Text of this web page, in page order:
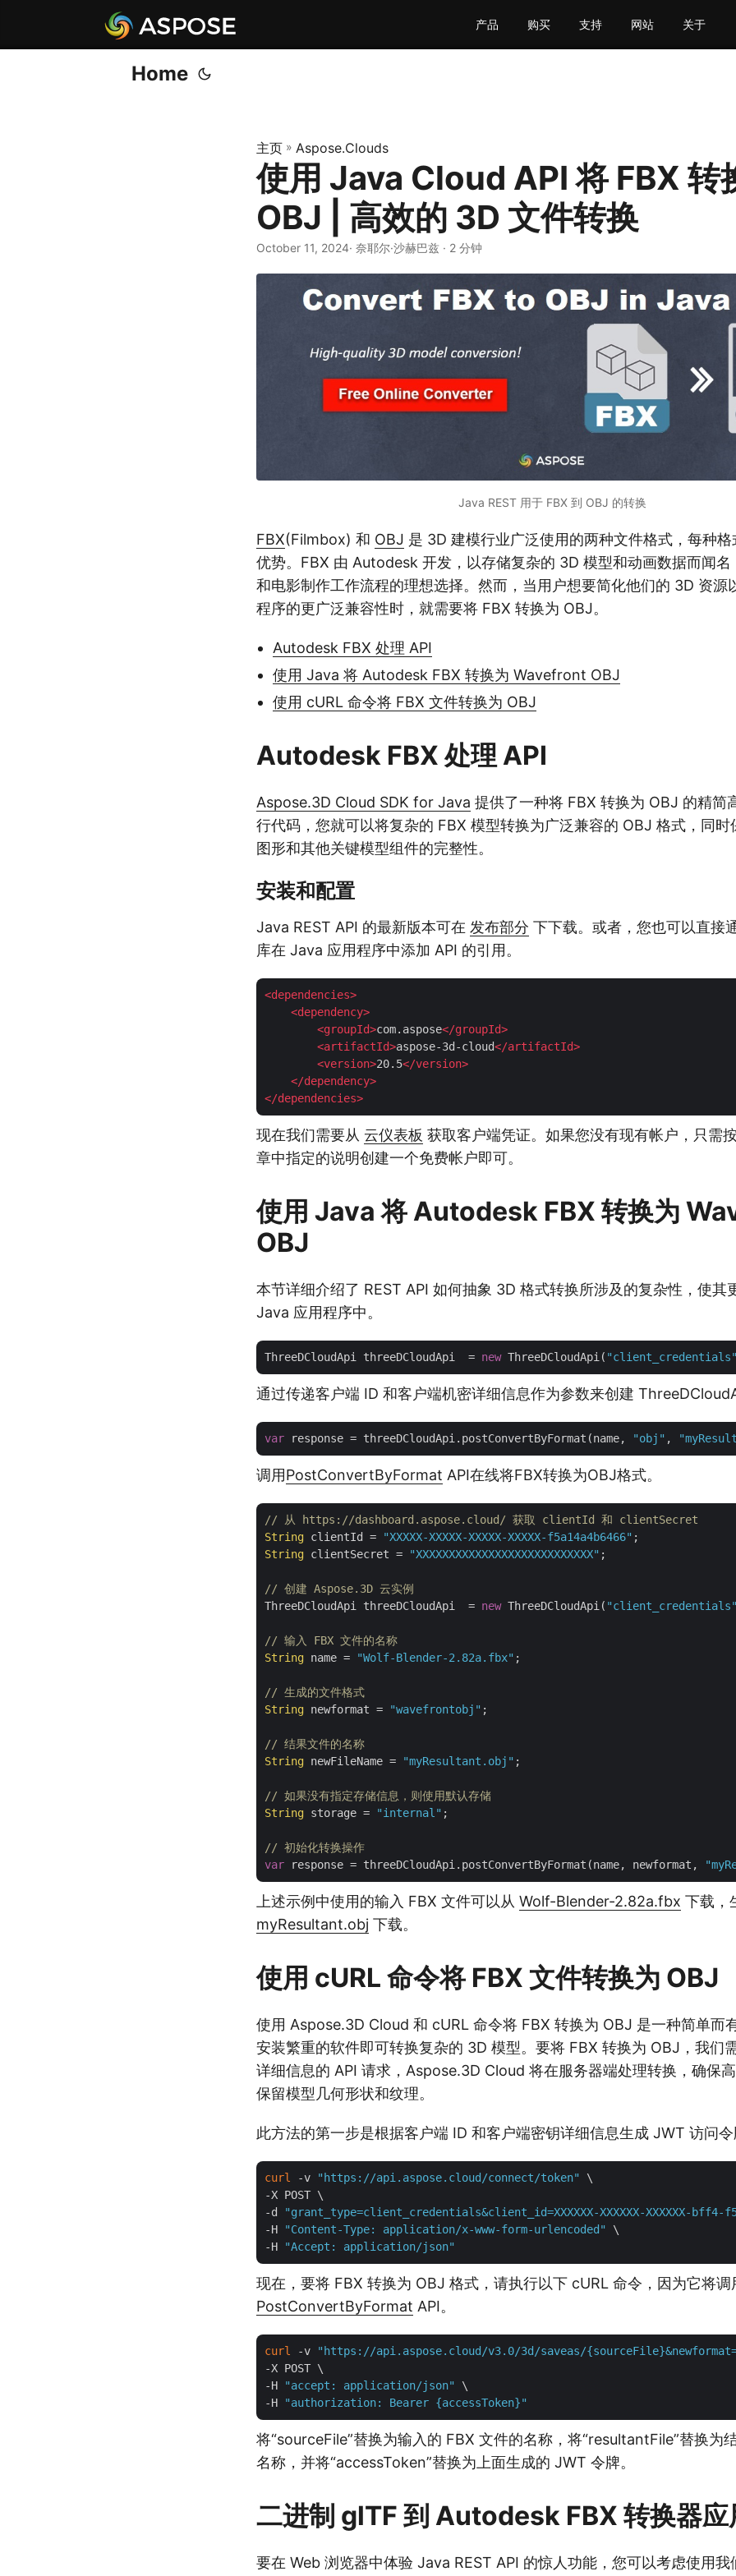
产品 购买 支持 网站 关于
Home
主页 » Aspose.Clouds
使用 Java Cloud API 将 FBX 转
OBJ | 高效的 3D 文件转换
October 11, 2024· 奈耶尔·沙赫巴兹 · 2 分钟
Java REST 用于 FBX 到 OBJ 的转换
FBX(Filmbox) 和 OBJ 是 3D 建模行业广泛使用的两种文件格式，每种
优势。FBX 由 Autodesk 开发，以存储复杂的 3D 模型和动画数据而闻名
和电影制作工作流程的理想选择。然而，当用户想要简化他们的 3D 资源
程序的更广泛兼容性时，就需要将 FBX 转换为 OBJ。
Autodesk FBX 处理 API
使用 Java 将 Autodesk FBX 转换为 Wavefront OBJ
使用 cURL 命令将 FBX 文件转换为 OBJ
Autodesk FBX 处理 API
Aspose.3D Cloud SDK for Java 提供了一种将 FBX 转换为 OBJ 的精简
行代码，您就可以将复杂的 FBX 模型转换为广泛兼容的 OBJ 格式，同时
图形和其他关键模型组件的完整性。
安装和配置
Java REST API 的最新版本可在 发布部分 下下载。或者，您也可以直接
库在 Java 应用程序中添加 API 的引用。
<dependencies>
<dependency>
<groupId>com.aspose</groupId>
<artifactId>aspose-3d-cloud</artifactId>
<version>20.5</version>
</dependency>
</dependencies>
现在我们需要从 云仪表板 获取客户端凭证。如果您没有现有帐户，只需
章中指定的说明创建一个免费帐户即可。
使用 Java 将 Autodesk FBX 转换为
OBJ
本节详细介绍了 REST API 如何抽象 3D 格式转换所涉及的复杂性，使其
Java 应用程序中。
ThreeDCloudApi threeDCloudApi  = new ThreeDCloudApi( "client_credentials"
通过传递客户端 ID 和客户端机密详细信息作为参数来创建
var response = threeDCloudApi.postConvertByFormat(name, "obj" ,
调用PostConvertByFormat API在线将FBX转换为OBJ格式。
// 从 https://dashboard.aspose.cloud/ 获取 clientId 和 clientSecret
String clientId = "XXXXX-XXXXX-XXXXX-XXXXX-f5a14a4b6466"
String clientSecret = "XXXXXXXXXXXXXXXXXXXXXXXXXXX" ;
// 创建 Aspose.3D 云实例
ThreeDCloudApi threeDCloudApi  = new ThreeDCloudApi( "client_credentials"
// 输入 FBX 文件的名称
String name = "Wolf-Blender-2.82a.fbx" ;
// 生成的文件格式
String newformat = "wavefrontobj" ;
// 结果文件的名称
String newFileName = "myResultant.obj" ;
// 如果没有指定存储信息，则使用默认存储
String storage = "internal" ;
// 初始化转换操作
var response = threeDCloudApi.postConvertByFormat(name, newformat,
上述示例中使用的输入 FBX 文件可以从 Wolf-Blender-2.82a.fbx 下载，
myResultant.obj 下载。
使用 cURL 命令将 FBX 文件转换为 OBJ
使用 Aspose.3D Cloud 和 cURL 命令将 FBX 转换为 OBJ 是一种简单而
安装繁重的软件即可转换复杂的 3D 模型。要将 FBX 转换为 OBJ，我们
详细信息的 API 请求，Aspose.3D Cloud 将在服务器端处理转换，确保
保留模型几何形状和纹理。
此方法的第一步是根据客户端 ID 和客户端密钥详细信息生成 JWT 访问令
curl -v "https://api.aspose.cloud/connect/token"
\
-X POST \
-d
"grant_type=client_credentials&client_id=XXXXXX-XXXXXX-XXXXXX-bff4-
-H
"Content-Type: application/x-www-form-urlencoded"
\
-H
"Accept: application/json"
现在，要将 FBX 转换为 OBJ 格式，请执行以下 cURL 命令，因为它将调
PostConvertByFormat API。
curl -v
"https://api.aspose.cloud/v3.0/3d/saveas/
-X POST \
-H
"accept: application/json"
\
-H
"authorization: Bearer {accessToken}"
将“sourceFile”替换为输入的 FBX 文件的名称，将“resultantFile”替换为
名称，并将“accessToken”替换为上面生成的 JWT 令牌。
二进制 glTF 到 Autodesk FBX 转换器应
要在 Web 浏览器中体验 Java REST API 的惊人功能，您可以考虑使用我